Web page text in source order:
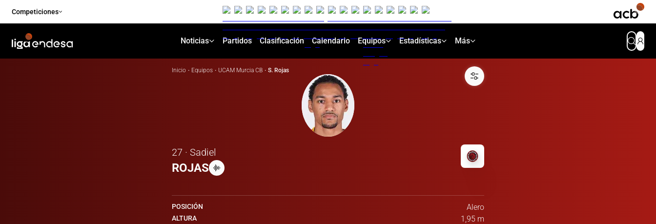
Competiciones
Noticias Partidos Clasificación Calendario Equipos Estadísticas Más
Inicio · Equipos · UCAM Murcia CB · S. Rojas
27 · Sadiel
ROJAS
POSICIÓN Alero
ALTURA 1,95 m